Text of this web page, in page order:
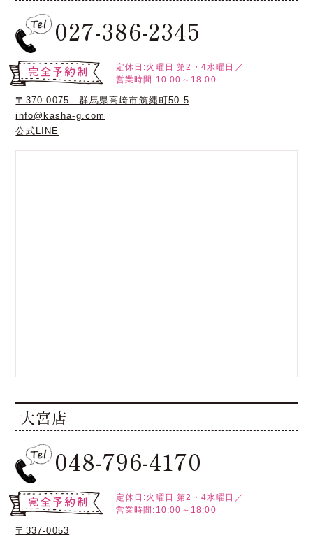
027-386-2345
定休日:火曜日 第2・4水曜日／
営業時間:10:00～18:00
〒370-0075 群馬県高崎市筑縄町50-5
info@kasha-g.com
公式LINE
大宮店
048-796-4170
定休日:火曜日 第2・4水曜日／
営業時間:10:00～18:00
〒337-0053